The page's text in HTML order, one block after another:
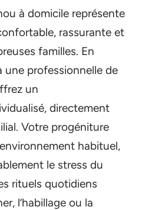
à domicile représente
rassurante et
familles. En
professionnelle de
un
directement
Votre progéniture
habituel,
le stress du
rituels quotidiens
l’habillage ou la